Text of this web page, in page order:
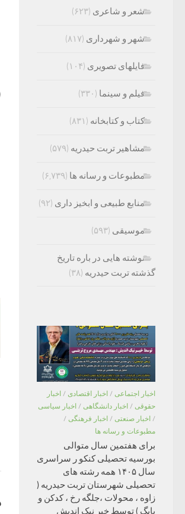
شعر و شاعری (۶۲۳)
شهر و شهرداری (۸۱۷)
فایلهای تصویری (۱۰۴)
فیلم و سینما (۳۳۰)
کتاب و کتابخانه (۸۳۱)
مشاهیر تربت حیدریه (۵۷۹)
مطبوعات و رسانه ها (۶,۷۳۹)
منابع طبیعی و ابخیز داری (۹۲)
موسیقی (۵۹۳)
نوشته هایی در باره تاریخ
گذشته تربت حیدریه (۳۸)
اخبار اجتماعی / اخبار اقتصادی / اخبار
حقوقی / اخبار دانشگاهی / اخبار سیاسی
/ اخبار صنعتی / اخبار فرهنگی /
مطبوعات و رسانه ها
برای هفتمین سال متوالی
بورسیه تحصیلی کنکو ر سراسری
سال ۱۴۰۵ همه رشته های
تحصیلی شهرستان تربت حیدریه (
زاوه ، محولات ،جلگه رخ ، کدکن و
بایگ ) توسط خیر نیک اندیش